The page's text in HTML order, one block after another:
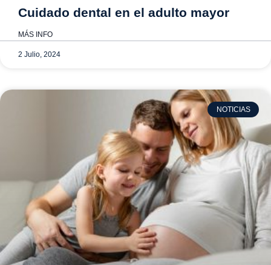
Cuidado dental en el adulto mayor
MÁS INFO
2 Julio, 2024
NOTICIAS